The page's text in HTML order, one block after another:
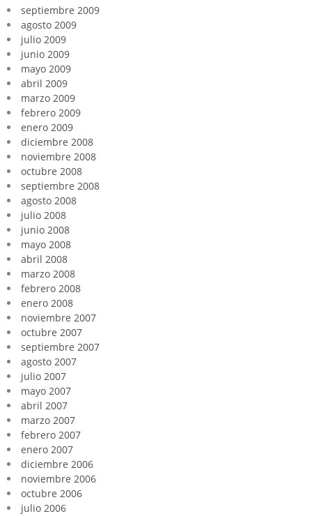
septiembre 2009
agosto 2009
julio 2009
junio 2009
mayo 2009
abril 2009
marzo 2009
febrero 2009
enero 2009
diciembre 2008
noviembre 2008
octubre 2008
septiembre 2008
agosto 2008
julio 2008
junio 2008
mayo 2008
abril 2008
marzo 2008
febrero 2008
enero 2008
noviembre 2007
octubre 2007
septiembre 2007
agosto 2007
julio 2007
mayo 2007
abril 2007
marzo 2007
febrero 2007
enero 2007
diciembre 2006
noviembre 2006
octubre 2006
julio 2006